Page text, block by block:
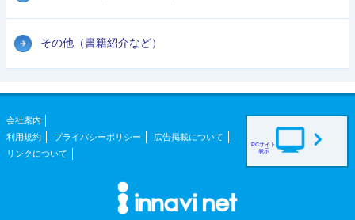
その他（書籍紹介など）
会社案内
利用規約
プライバシーポリシー
広告掲載について
リンクについて
PCサイト
表示